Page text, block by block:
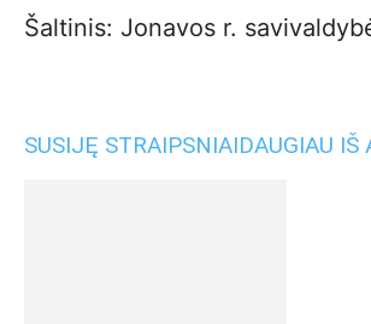
Šaltinis: Jonavos r.
SUSIJĘ STRAIPSNIAIDAUGIAU IŠ